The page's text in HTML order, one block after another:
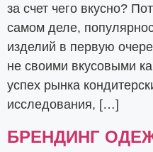
за счет чего вкусно?
самом деле,
изделий в первую
не своими вкусовыми
успех рынка
исследования, […]
БРЕНДИНГ